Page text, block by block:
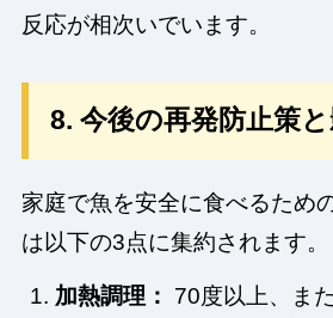
反応が相次いでいます。
8. 今後の再発防止策
家庭で魚を安全に食べるため
は以下の3点に集約されます。
加熱調理：
70度以上、ま